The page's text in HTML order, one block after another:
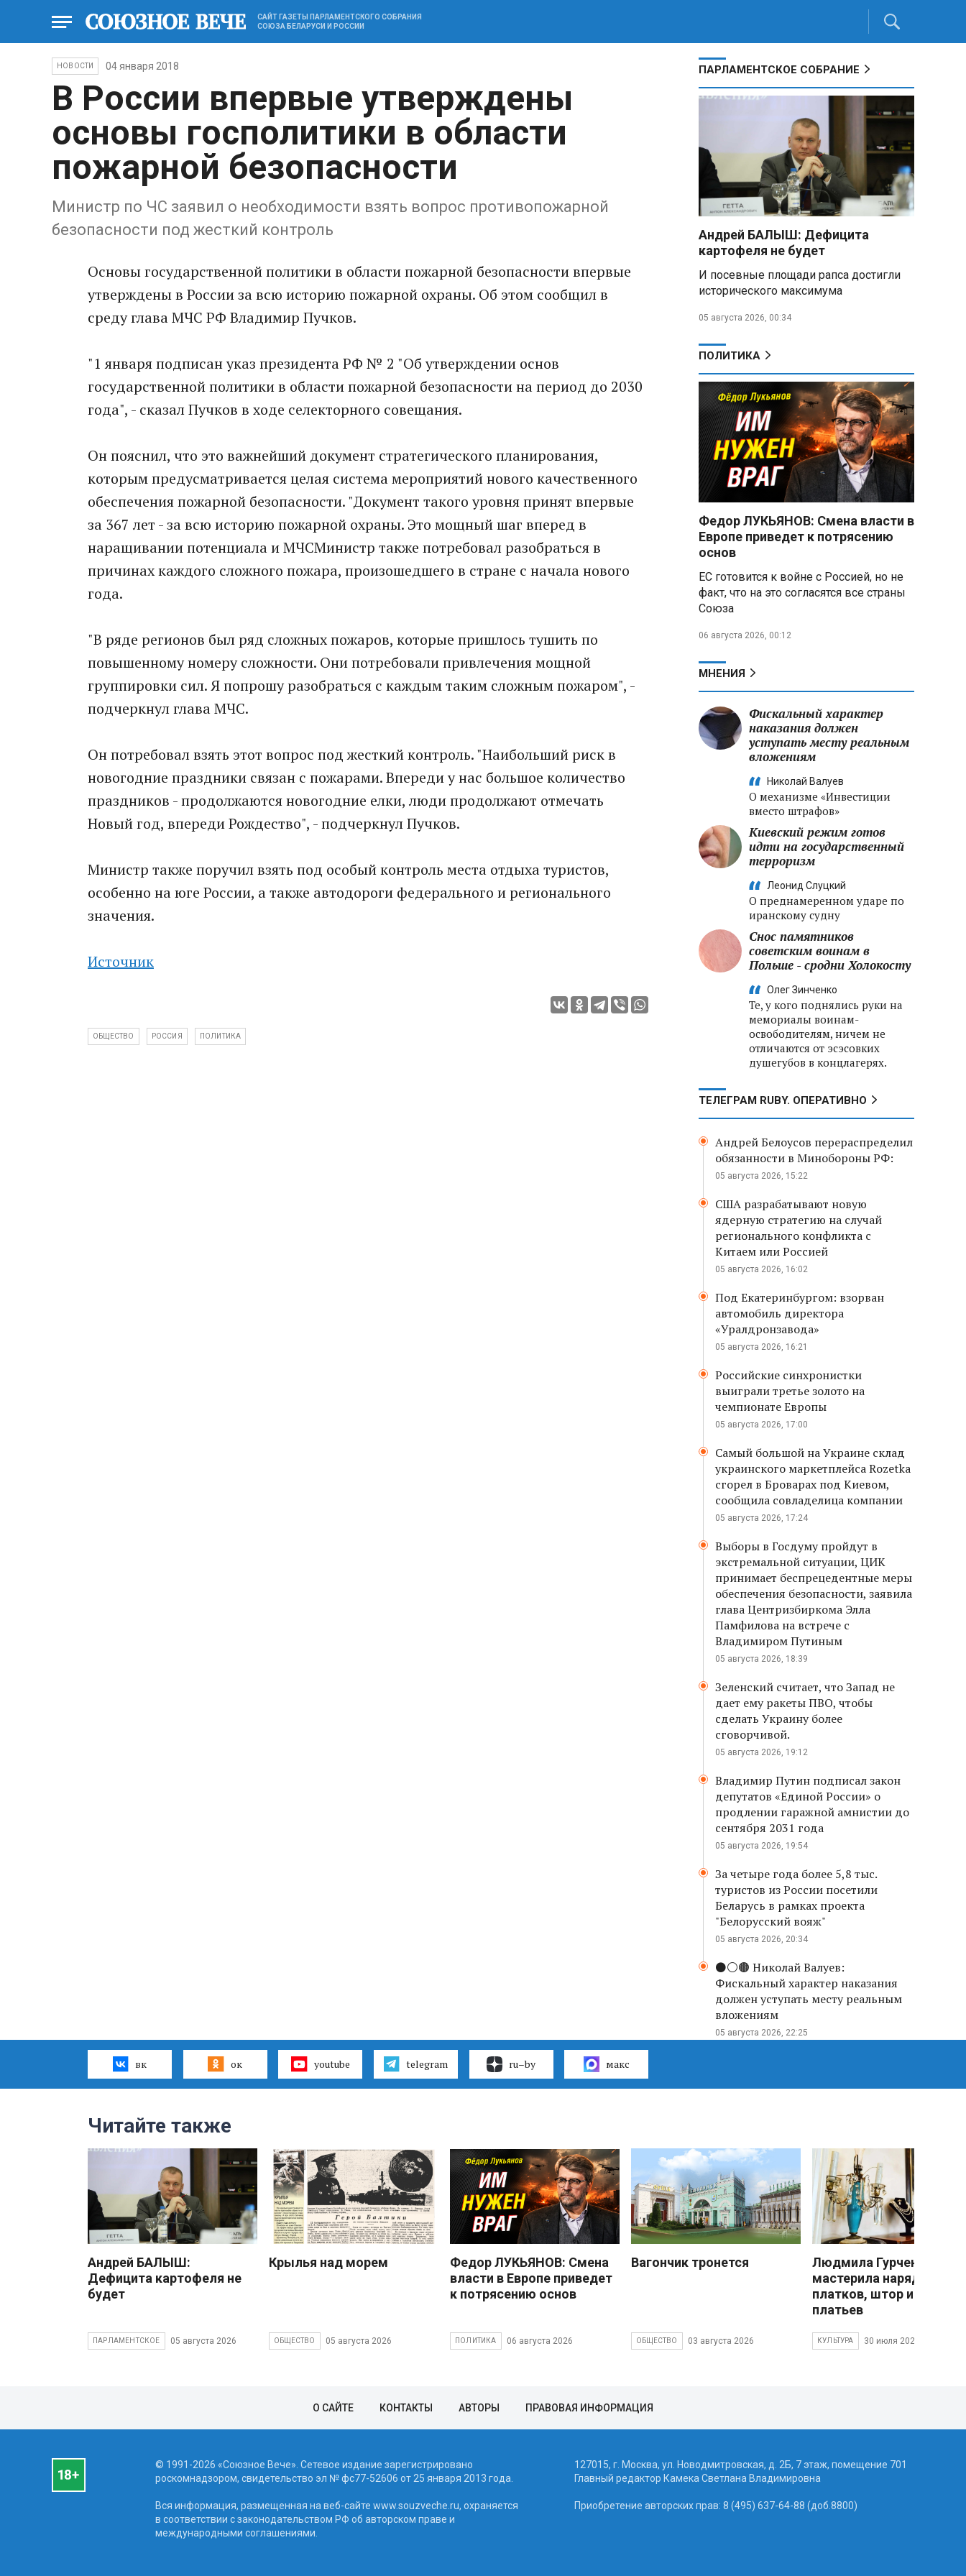
САЙТ ГАЗЕТЫ ПАРЛАМЕНТСКОГО СОБРАНИЯ
СОЮЗА БЕЛАРУСИ И РОССИИ
НОВОСТИ 04 января 2018
В России впервые утверждены
основы госполитики в области
пожарной безопасности
Министр по ЧС заявил о необходимости взять вопрос противопожарной
безопасности под жесткий контроль
Основы государственной политики в области пожарной безопасности впервые
утверждены в России за всю историю пожарной охраны. Об этом сообщил в
среду глава МЧС РФ Владимир Пучков.
"1 января подписан указ президента РФ № 2 "Об утверждении основ
государственной политики в области пожарной безопасности на период до 2030
года", - сказал Пучков в ходе селекторного совещания.
Он пояснил, что это важнейший документ стратегического планирования,
которым предусматривается целая система мероприятий нового качественного
обеспечения пожарной безопасности. "Документ такого уровня принят впервые
за 367 лет - за всю историю пожарной охраны. Это мощный шаг вперед в
наращивании потенциала и МЧСМинистр также потребовал разобраться в
причинах каждого сложного пожара, произошедшего в стране с начала нового
года.
"В ряде регионов был ряд сложных пожаров, которые пришлось тушить по
повышенному номеру сложности. Они потребовали привлечения мощной
группировки сил. Я попрошу разобраться с каждым таким сложным пожаром", -
подчеркнул глава МЧС.
Он потребовал взять этот вопрос под жесткий контроль. "Наибольший риск в
новогодние праздники связан с пожарами. Впереди у нас большое количество
праздников - продолжаются новогодние елки, люди продолжают отмечать
Новый год, впереди Рождество", - подчеркнул Пучков.
Министр также поручил взять под особый контроль места отдыха туристов,
особенно на юге России, а также автодороги федерального и регионального
значения.
Источник
ОБЩЕСТВО РОССИЯ ПОЛИТИКА
ПАРЛАМЕНТСКОЕ СОБРАНИЕ
Андрей БАЛЫШ: Дефицита
картофеля не будет
И посевные площади рапса достигли
исторического максимума
05 августа 2026, 00:34
ПОЛИТИКА
Федор ЛУКЬЯНОВ: Смена власти в
Европе приведет к потрясению
основ
ЕС готовится к войне с Россией, но не
факт, что на это согласятся все страны
Союза
06 августа 2026, 00:12
МНЕНИЯ
Фискальный характер
наказания должен
уступать месту реальным
вложениям
Николай Валуев
О механизме «Инвестиции
вместо штрафов»
Киевский режим готов
идти на государственный
терроризм
Леонид Слуцкий
О преднамеренном ударе по
иранскому судну
Снос памятников
советским воинам в
Польше - сродни Холокосту
Олег Зинченко
Те, у кого поднялись руки на
мемориалы воинам-
освободителям, ничем не
отличаются от эсэсовких
душегубов в концлагерях.
ТЕЛЕГРАМ RUBY. ОПЕРАТИВНО
Андрей Белоусов перераспределил
обязанности в Минобороны РФ:
05 августа 2026, 15:22
США разрабатывают новую
ядерную стратегию на случай
регионального конфликта с
Китаем или Россией
05 августа 2026, 16:02
Под Екатеринбургом: взорван
автомобиль директора
«Уралдронзавода»
05 августа 2026, 16:21
Российские синхронистки
выиграли третье золото на
чемпионате Европы
05 августа 2026, 17:00
Самый большой на Украине склад
украинского маркетплейса Rozetka
сгорел в Броварах под Киевом,
сообщила совладелица компании
05 августа 2026, 17:24
Выборы в Госдуму пройдут в
экстремальной ситуации, ЦИК
принимает беспрецедентные меры
обеспечения безопасности, заявила
глава Центризбиркома Элла
Памфилова на встрече с
Владимиром Путиным
05 августа 2026, 18:39
Зеленский считает, что Запад не
дает ему ракеты ПВО, чтобы
сделать Украину более
сговорчивой.
05 августа 2026, 19:12
Владимир Путин подписал закон
депутатов «Единой России» о
продлении гаражной амнистии до
сентября 2031 года
05 августа 2026, 19:54
За четыре года более 5,8 тыс.
туристов из России посетили
Беларусь в рамках проекта
"Белорусский вояж"
05 августа 2026, 20:34
⚫️⚪️🟤 Николай Валуев:
Фискальный характер наказания
должен уступать месту реальным
вложениям
05 августа 2026, 22:25
вк ок youtube telegram ru–by макс
Читайте также
Андрей БАЛЫШ:
Дефицита картофеля не
будет
ПАРЛАМЕНТСКОЕ 05 августа 2026
Крылья над морем
ОБЩЕСТВО 05 августа 2026
Федор ЛУКЬЯНОВ: Смена
власти в Европе приведет
к потрясению основ
ПОЛИТИКА 06 августа 2026
Вагончик тронется
ОБЩЕСТВО 03 августа 2026
Людмила Гурченко
мастерила наряды из
платков, штор и детских
платьев
КУЛЬТУРА 30 июля 2026
О САЙТЕ КОНТАКТЫ АВТОРЫ ПРАВОВАЯ ИНФОРМАЦИЯ
© 1991-2026 «Союзное Вече». Сетевое издание зарегистрировано
роскомнадзором, свидетельство эл № фc77-52606 от 25 января 2013 года.
Вся информация, размещенная на веб-сайте www.souzveche.ru, охраняется
в соответствии с законодательством РФ об авторском праве и
международными соглашениями.
127015, г. Москва, ул. Новодмитровская, д. 2Б, 7 этаж, помещение 701
Главный редактор Камека Светлана Владимировна
Приобретение авторских прав: 8 (495) 637-64-88 (доб.8800)